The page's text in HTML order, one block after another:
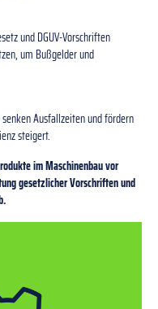
und DGUV-Vorschriften
um Bußgelder und
Ausfallzeiten und fördern
steigert.
im Maschinenbau vor
gesetzlicher Vorschriften und